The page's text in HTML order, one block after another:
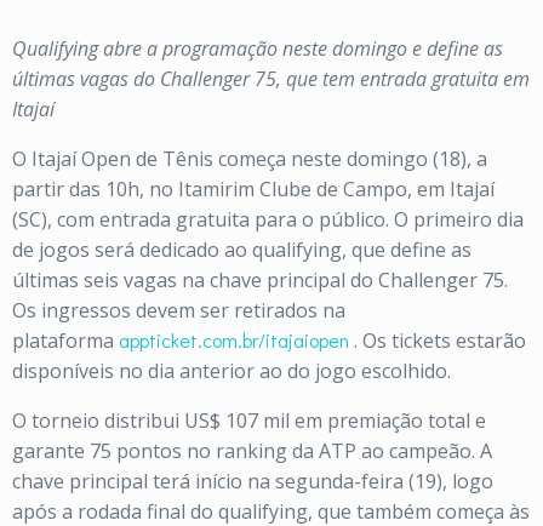
Qualifying abre a programação neste domingo e define as
últimas vagas do Challenger 75, que tem entrada gratuita em
Itajaí
O Itajaí Open de Tênis começa neste domingo (18), a
partir das 10h, no Itamirim Clube de Campo, em Itajaí
(SC), com entrada gratuita para o público. O primeiro dia
de jogos será dedicado ao qualifying, que define as
últimas seis vagas na chave principal do Challenger 75.
Os ingressos devem ser retirados na
plataforma appticket.com.br/itajaiopen . Os tickets estarão
disponíveis no dia anterior ao do jogo escolhido.
O torneio distribui US$ 107 mil em premiação total e
garante 75 pontos no ranking da ATP ao campeão. A
chave principal terá início na segunda-feira (19), logo
após a rodada final do qualifying, que também começa às